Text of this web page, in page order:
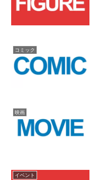
コミック
映画
イベント